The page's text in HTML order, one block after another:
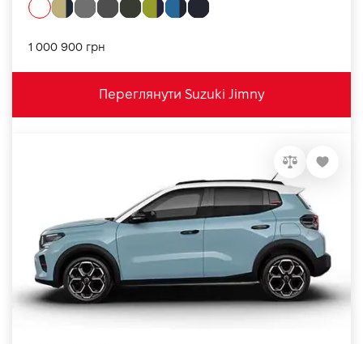
1 000 900 грн
Переглянути Suzuki Jimny